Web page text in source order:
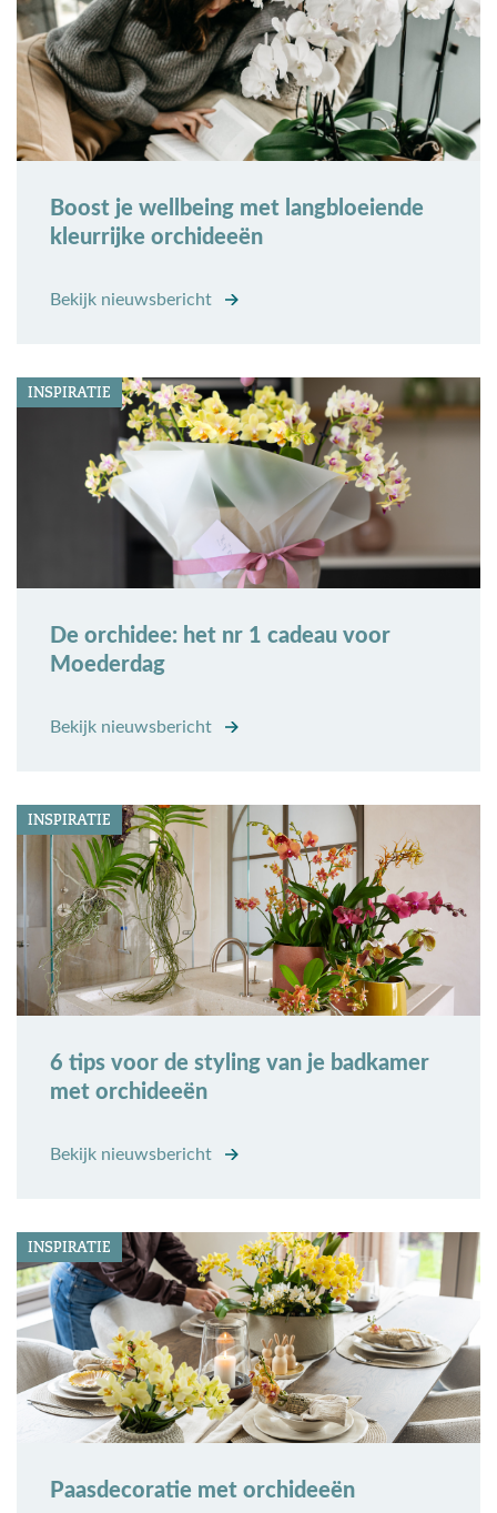
Boost je wellbeing met langbloeiende
kleurrijke orchideeën
Bekijk nieuwsbericht
INSPIRATIE
De orchidee: het nr 1 cadeau voor
Moederdag
Bekijk nieuwsbericht
INSPIRATIE
6 tips voor de styling van je badkamer
met orchideeën
Bekijk nieuwsbericht
INSPIRATIE
Paasdecoratie met orchideeën